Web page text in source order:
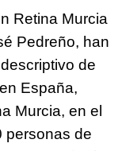
Retina Murcia
Pedreño, han
de
España,
Murcia, en el
personas de